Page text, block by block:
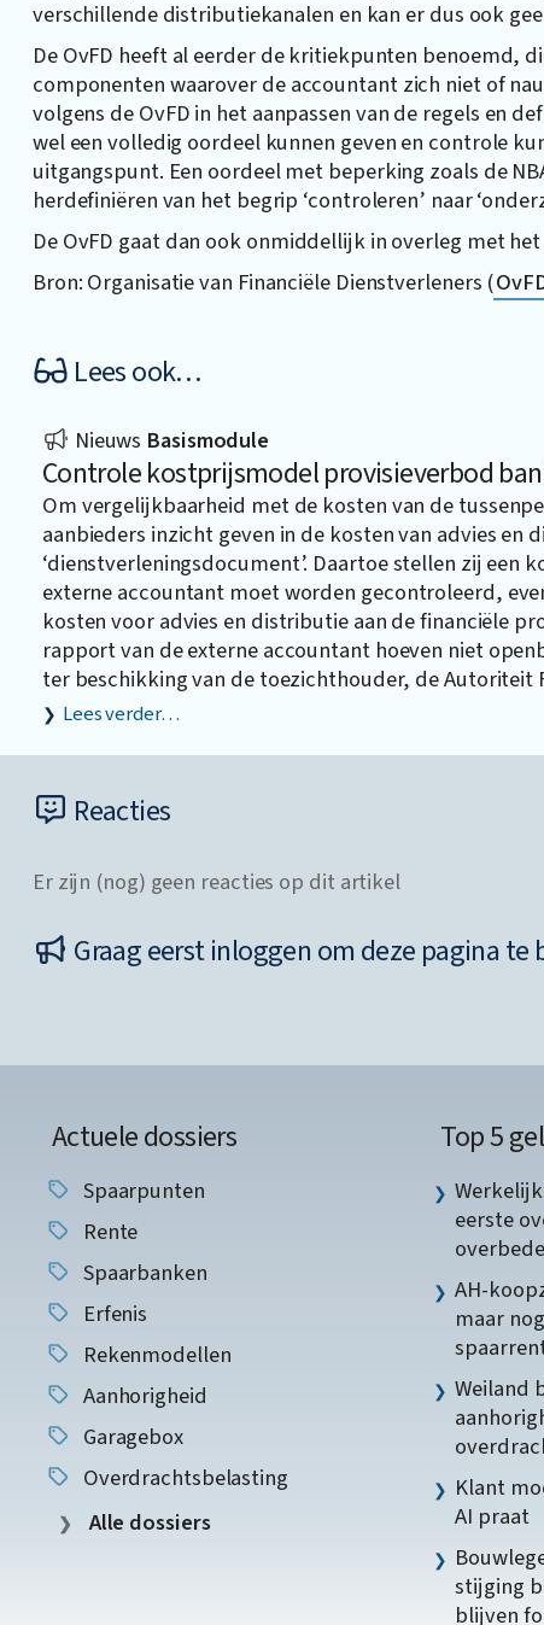
verschillende distributiekanalen en kan er dus ook
De OvFD heeft al eerder de kritiekpunten benoemd,
componenten waarover de accountant zich niet of
volgens de OvFD in het aanpassen van de regels en
wel een volledig oordeel kunnen geven en controle
uitgangspunt. Een oordeel met beperking zoals de
herdefiniëren van het begrip ‘controleren’ naar
De OvFD gaat dan ook onmiddellijk in overleg met het
Bron: Organisatie van Financiële Dienstverleners (
Lees ook…
Nieuws Basismodule
Controle kostprijsmodel provisieverbod
Om vergelijkbaarheid met de kosten van de
aanbieders inzicht geven in de kosten van advies
‘dienstverleningsdocument’. Daartoe stellen zij een
externe accountant moet worden gecontroleerd,
kosten voor advies en distributie aan de financiële
rapport van de externe accountant hoeven niet
ter beschikking van de toezichthouder, de Autoriteit
Lees verder…
Reacties
Er zijn (nog) geen reacties op dit artikel
Graag eerst inloggen om deze pagina te
Actuele dossiers
Spaarpunten
Rente
Spaarbanken
Erfenis
Rekenmodellen
Aanhorigheid
Garagebox
Overdrachtsbelasting
Alle dossiers
Top 5
eerste
AH-
maar
Weiland
Klant
AI praat
stijging
blijven